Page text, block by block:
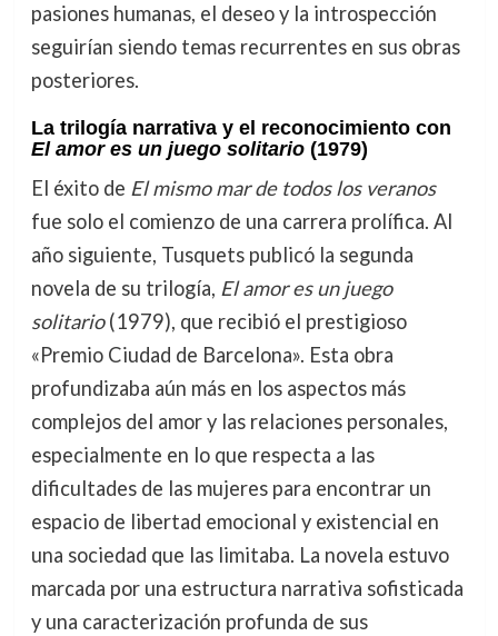
pasiones humanas, el deseo y la introspección
seguirían siendo temas recurrentes en sus obras
posteriores.
La trilogía narrativa y el reconocimiento con
El amor es un juego solitario(1979)
El éxito de El mismo mar de todos los veranos
fue solo el comienzo de una carrera prolífica. Al
año siguiente, Tusquets publicó la segunda
novela de su trilogía, El amor es un juego
solitario(1979), que recibió el prestigioso
«Premio Ciudad de Barcelona». Esta obra
profundizaba aún más en los aspectos más
complejos del amor y las relaciones personales,
especialmente en lo que respecta a las
dificultades de las mujeres para encontrar un
espacio de libertad emocional y existencial en
una sociedad que las limitaba. La novela estuvo
marcada por una estructura narrativa sofisticada
y una caracterización profunda de sus